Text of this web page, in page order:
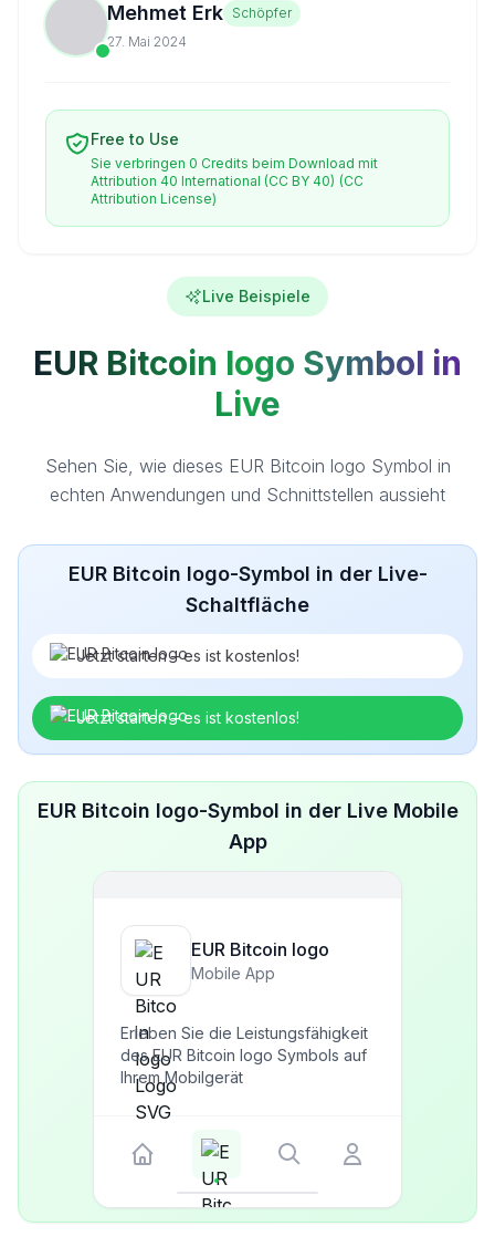
Mehmet Erk Schöpfer
27. Mai 2024
Free to Use
Sie verbringen 0 Credits beim Download mit
Attribution 40 International (CC BY 40) (CC
Attribution License)
Live Beispiele
EUR Bitcoin logo Symbol in
Live
Sehen Sie, wie dieses EUR Bitcoin logo Symbol in
echten Anwendungen und Schnittstellen aussieht
EUR Bitcoin logo-Symbol in der Live-
Schaltfläche
Jetzt starten – es ist kostenlos!
Jetzt starten – es ist kostenlos!
EUR Bitcoin logo-Symbol in der Live Mobile
App
EUR Bitcoin logo
Mobile App
Erleben Sie die Leistungsfähigkeit
des EUR Bitcoin logo Symbols auf
Ihrem Mobilgerät